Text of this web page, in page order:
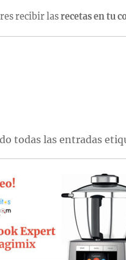
recibir lasrecetas en tu
todas las entradas